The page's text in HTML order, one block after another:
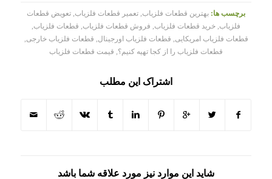
برچسب ها: بهترین قطعات فلزیاب, تعمیر قطعات فلزیاب, تعویض قطعات
فلزیاب, خرید قطعات فلزیاب, فروش قطعات فلزیاب, قطعات فلزیاب,
قطعات فلزیاب امریکایی, قطعات فلزیاب اورجینال, قطعات فلزیاب خارجی,
قطعات فلزیاب را از کجا تهیه کنیم؟, قیمت قطعات فلزیاب
اشتراک این مطلب
شاید این موارد نیز مورد علاقه شما باشد